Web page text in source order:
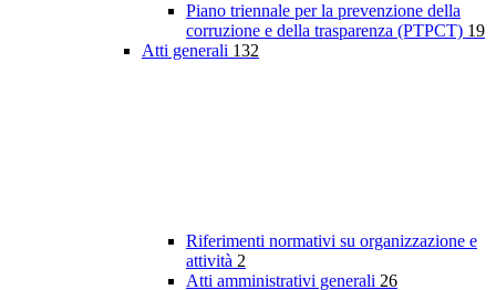
Piano triennale per la prevenzione della
corruzione e della trasparenza (PTPCT) 19
Atti generali 132
Riferimenti normativi su organizzazione e
attività 2
Atti amministrativi generali 26